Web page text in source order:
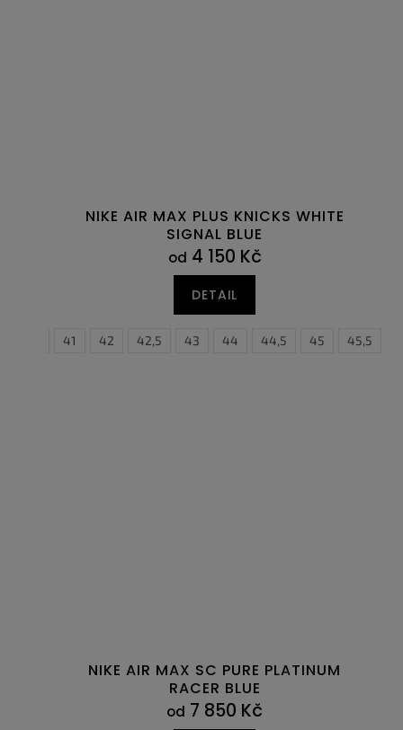
NIKE AIR MAX PLUS KNICKS WHITE
SIGNAL BLUE
od 4 150 Kč
DETAIL
41 42 42,5 43 44 44,5 45 45,540
NIKE AIR MAX SC PURE PLATINUM
RACER BLUE
od 7 850 Kč